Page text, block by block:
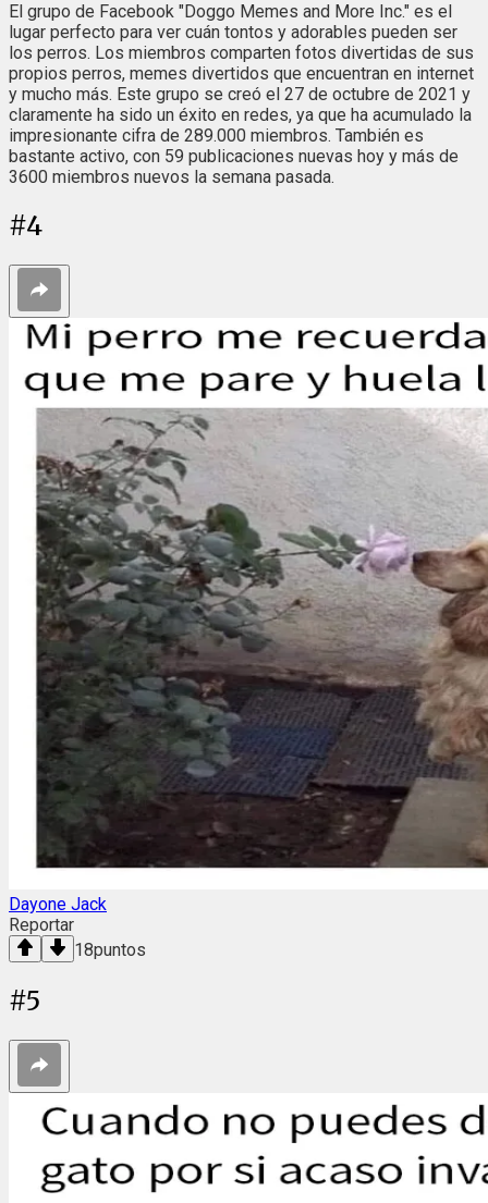
El grupo de Facebook "Doggo Memes and More Inc." es el
lugar perfecto para ver cuán tontos y adorables pueden ser
los perros. Los miembros comparten fotos divertidas de sus
propios perros, memes divertidos que encuentran en internet
y mucho más. Este grupo se creó el 27 de octubre de 2021 y
claramente ha sido un éxito en redes, ya que ha acumulado la
impresionante cifra de 289.000 miembros. También es
bastante activo, con 59 publicaciones nuevas hoy y más de
3600 miembros nuevos la semana pasada.
#4
Dayone Jack
Reportar
18puntos
#5